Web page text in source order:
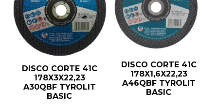
DISCO CORTE 41C
178X3X22,23
A30QBF TYROLIT
BASIC
DISCO CORTE 41C
178X1,6X22,23
A46QBF TYROLIT
BASIC